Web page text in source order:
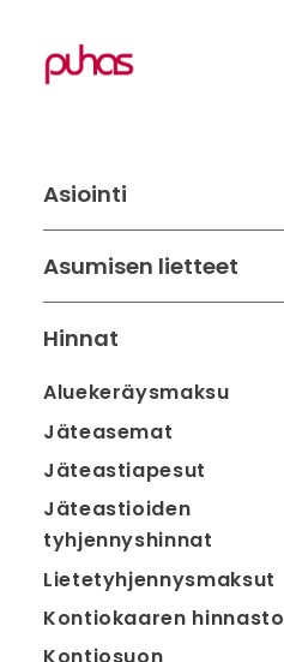
Asiointi
Asumisen lietteet
Hinnat
Aluekeräysmaksu
Jäteasemat
Jäteastiapesut
Jäteastioiden
tyhjennyshinnat
Lietetyhjennysmaksut
Kontiokaaren hinnasto